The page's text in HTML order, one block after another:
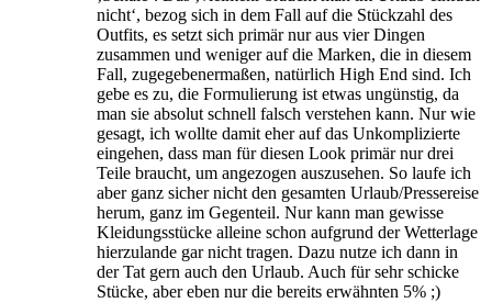
nicht‘, bezog sich in dem Fall auf die Stückzahl des
Outfits, es setzt sich primär nur aus vier Dingen
zusammen und weniger auf die Marken, die in diesem
Fall, zugegebenermaßen, natürlich High End sind. Ich
gebe es zu, die Formulierung ist etwas ungünstig, da
man sie absolut schnell falsch verstehen kann. Nur wie
gesagt, ich wollte damit eher auf das Unkomplizierte
eingehen, dass man für diesen Look primär nur drei
Teile braucht, um angezogen auszusehen. So laufe ich
aber ganz sicher nicht den gesamten Urlaub/Pressereise
herum, ganz im Gegenteil. Nur kann man gewisse
Kleidungsstücke alleine schon aufgrund der Wetterlage
hierzulande gar nicht tragen. Dazu nutze ich dann in
der Tat gern auch den Urlaub. Auch für sehr schicke
Stücke, aber eben nur die bereits erwähnten 5% ;)